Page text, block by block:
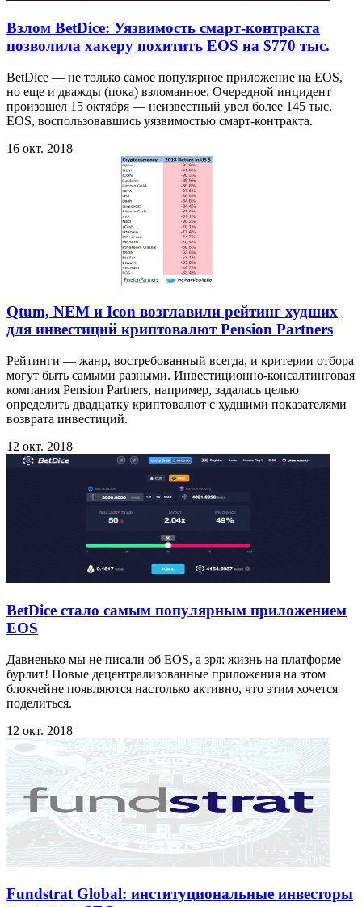
Взлом BetDice: Уязвимость смарт-контракта
позволила хакеру похитить EOS на $770 тыс.
BetDice — не только самое популярное приложение на EOS,
но еще и дважды (пока) взломанное. Очередной инцидент
произошел 15 октября — неизвестный увел более 145 тыс.
EOS, воспользовавшись уязвимостью смарт-контракта.
16 окт. 2018
Qtum, NEM и Icon возглавили рейтинг худших
для инвестиций криптовалют Pension Partners
Рейтинги — жанр, востребованный всегда, и критерии отбора
могут быть самыми разными. Инвестиционно-консалтинговая
компания Pension Partners, например, задалась целью
определить двадцатку криптовалют с худшими показателями
возврата инвестиций.
12 окт. 2018
BetDice стало самым популярным приложением
EOS
Давненько мы не писали об EOS, а зря: жизнь на платформе
бурлит! Новые децентрализованные приложения на этом
блокчейне появляются настолько активно, что этим хочется
поделиться.
12 окт. 2018
Fundstrat Global: институциональные инвесторы